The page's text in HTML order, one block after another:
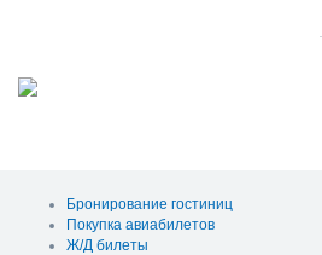
Бронирование гостиниц
Покупка авиабилетов
Ж/Д билеты